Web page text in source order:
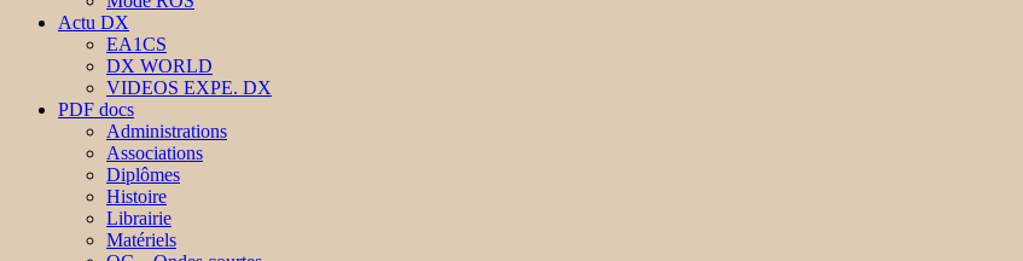
Actu DX
EA1CS
DX WORLD
VIDEOS EXPE. DX
PDF docs
Administrations
Associations
Diplômes
Histoire
Librairie
Matériels